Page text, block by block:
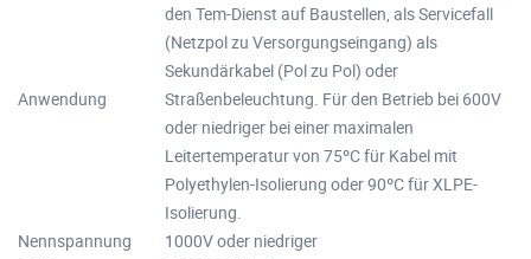
Anwendung
den Tem-Dienst auf Baustellen, als Servicefall
(Netzpol zu Versorgungseingang) als
Sekundärkabel (Pol zu Pol) oder
Straßenbeleuchtung. Für den Betrieb bei 600V
oder niedriger bei einer maximalen
Leitertemperatur von 75ºC für Kabel mit
Polyethylen-Isolierung oder 90ºC für XLPE-
Isolierung.
Nennspannung
1000V oder niedriger